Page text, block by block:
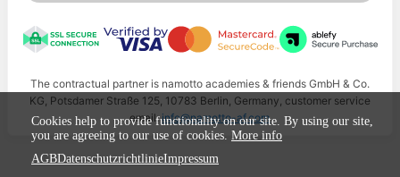
The contractual partner is namotto academies & friends GmbH & Co.
KG, Potsdamer Straße 125, 10783 Berlin, Germany, customer service
email:info@namotto-af.com
Cookies help to provide functionality on our site. By using our site,
you are agreeing to our use of cookies. More info
AGBDatenschutzrichtlinieImpressum